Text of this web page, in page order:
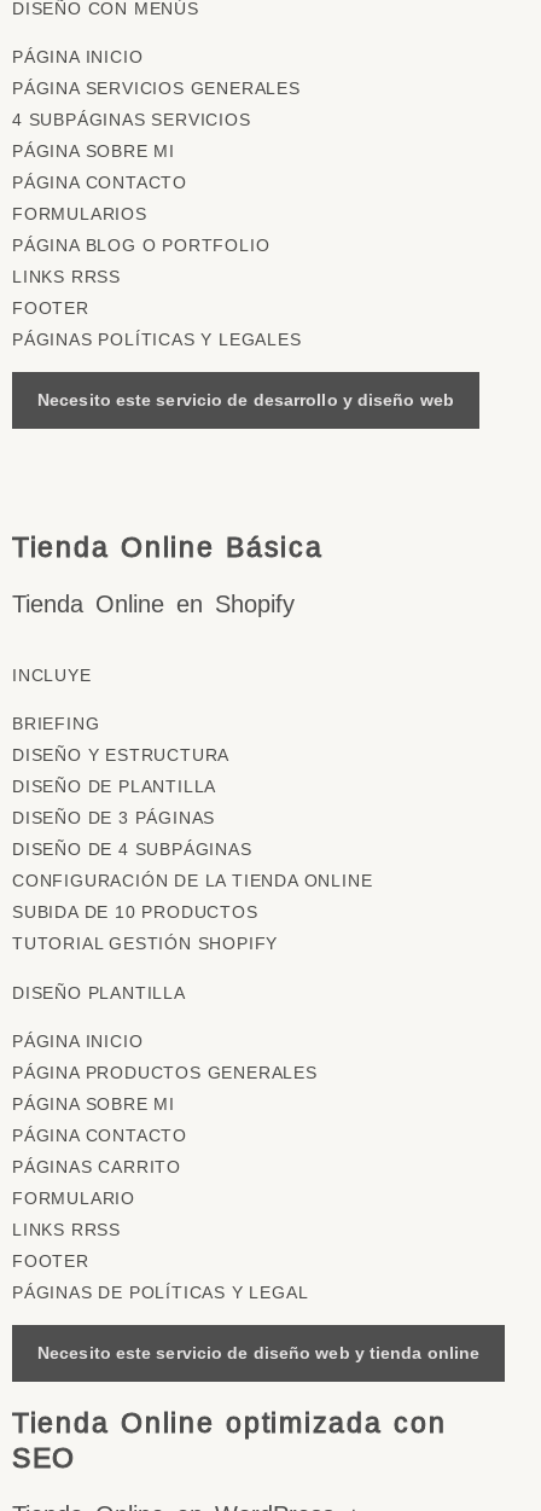
DISEÑO CON MENÚS
PÁGINA INICIO
PÁGINA SERVICIOS GENERALES
4 SUBPÁGINAS SERVICIOS
PÁGINA SOBRE MI
PÁGINA CONTACTO
FORMULARIOS
PÁGINA BLOG O PORTFOLIO
LINKS RRSS
FOOTER
PÁGINAS POLÍTICAS Y LEGALES
Necesito este servicio de desarrollo y diseño web
Tienda Online Básica
Tienda Online en Shopify
INCLUYE
BRIEFING
DISEÑO Y ESTRUCTURA
DISEÑO DE PLANTILLA
DISEÑO DE 3 PÁGINAS
DISEÑO DE 4 SUBPÁGINAS
CONFIGURACIÓN DE LA TIENDA ONLINE
SUBIDA DE 10 PRODUCTOS
TUTORIAL GESTIÓN SHOPIFY
DISEÑO PLANTILLA
PÁGINA INICIO
PÁGINA PRODUCTOS GENERALES
PÁGINA SOBRE MI
PÁGINA CONTACTO
PÁGINAS CARRITO
FORMULARIO
LINKS RRSS
FOOTER
PÁGINAS DE POLÍTICAS Y LEGAL
Necesito este servicio de diseño web y tienda online
Tienda Online optimizada con
SEO